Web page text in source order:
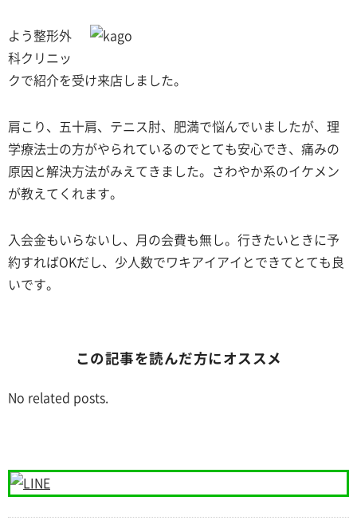
よう整形外
科クリニッ
クで紹介を受け来店しました。
肩こり、五十肩、テニス肘、肥満で悩んでいましたが、理
学療法士の方がやられているのでとても安心でき、痛みの
原因と解決方法がみえてきました。さわやか系のイケメン
が教えてくれます。
入会金もいらないし、月の会費も無し。行きたいときに予
約すればOKだし、少人数でワキアイアイとできてとても良
いです。
この記事を読んだ方にオススメ
No related posts.